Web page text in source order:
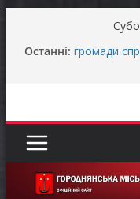
Останні: Останніми
громади
прав
Захищай
Батьки
оформити